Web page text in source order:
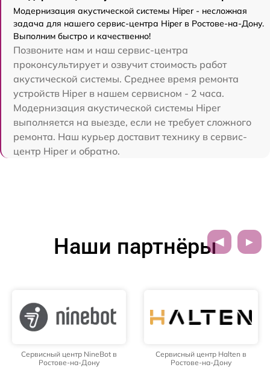
Модернизация акустической системы Hiper - несложная
задача для нашего сервис-центра Hiper в Ростове-на-Дону.
Выполним быстро и качественно!
Позвоните нам и наш сервис-центра
проконсультирует и озвучит стоимость работ
акустической системы. Среднее время ремонта
устройств Hiper в нашем сервисном - 2 часа.
Модернизация акустической системы Hiper
выполняется на выезде, если не требует сложного
ремонта. Наш курьер доставит технику в сервис-
центр Hiper и обратно.
Наши партнёры
Сервисный центр NineBot в
Ростове-на-Дону
Сервисный центр Halten в
Ростове-на-Дону